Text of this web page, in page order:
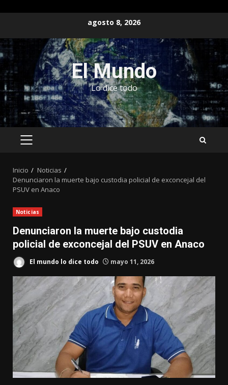
contenido
agosto 8, 2026
El Mundo
Lo dice todo
MENÚ
Inicio
Noticias
Denunciaron la muerte bajo custodia policial de exconcejal del
PSUV en Anaco
Noticias
Denunciaron la muerte bajo custodia
policial de exconcejal del PSUV en Anaco
El mundo lo dice todo mayo 11, 2026